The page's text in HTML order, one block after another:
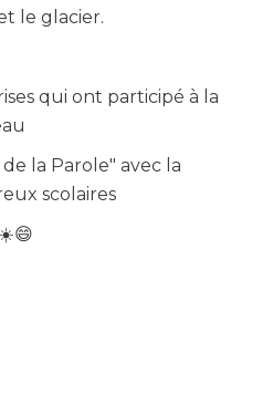
le glacier.
qui ont participé à la
la Parole" avec la
scolaires